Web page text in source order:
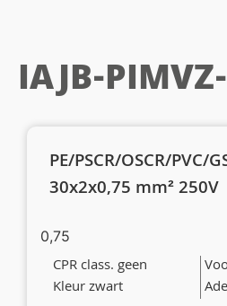
IAJB-
PE/PSCR/OSCR/PVC/
30x2x0,75 mm² 250V
0,75
CPR class. geen
Kleur zwart